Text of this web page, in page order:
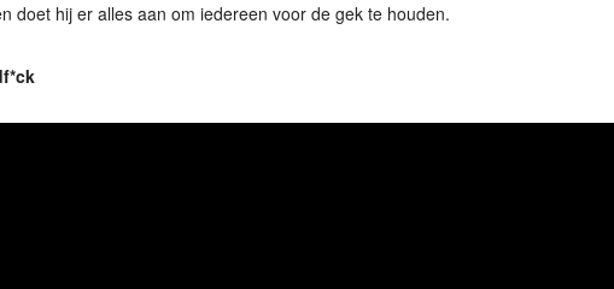
doet hij er alles aan om iedereen voor de gek te houden.